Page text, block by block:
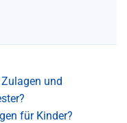
und
für Kinder?